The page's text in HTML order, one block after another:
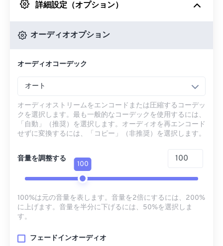
Googleドライブから
詳細設定（オプション）
オーディオオプション
オーディオコーデック
オート
オーディオストリームをエンコードまたは圧縮するコーデッ
クを選択します。最も一般的なコーデックを使用するには、
「自動」（推奨）を選択します。オーディオを再エンコード
せずに変換するには、「コピー」（非推奨）を選択します。
音量を調整する
100
100%は元の音量を表します。音量を2倍にするには、200%
に上げます。音量を半分に下げるには、50%を選択しま
す。
フェードインオーディオ